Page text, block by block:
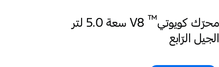
محرّك كويوتي™
الجيل الرّابع